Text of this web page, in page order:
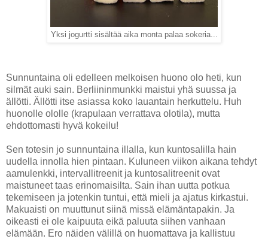
Yksi jogurtti sisältää aika monta palaa sokeria...
Sunnuntaina oli edelleen melkoisen huono olo heti, kun
silmät auki sain. Berliininmunkki maistui yhä suussa ja
ällötti. Ällötti itse asiassa koko lauantain herkuttelu. Huh
huonolle ololle (krapulaan verrattava olotila), mutta
ehdottomasti hyvä kokeilu!
Sen totesin jo sunnuntaina illalla, kun kuntosalilla hain
uudella innolla hien pintaan. Kuluneen viikon aikana tehdyt
aamulenkki, intervallitreenit ja kuntosalitreenit ovat
maistuneet taas erinomaisilta. Sain ihan uutta potkua
tekemiseen ja jotenkin tuntui, että mieli ja ajatus kirkastui.
Makuaisti on muuttunut siinä missä elämäntapakin. Ja
oikeasti ei ole kaipuuta eikä paluuta siihen vanhaan
elämään. Ero näiden välillä on huomattava ja kallistuu